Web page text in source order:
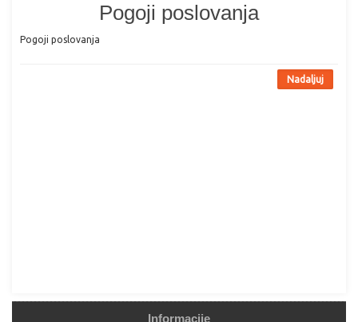
Pogoji poslovanja
Pogoji poslovanja
Nadaljuj
Informacije